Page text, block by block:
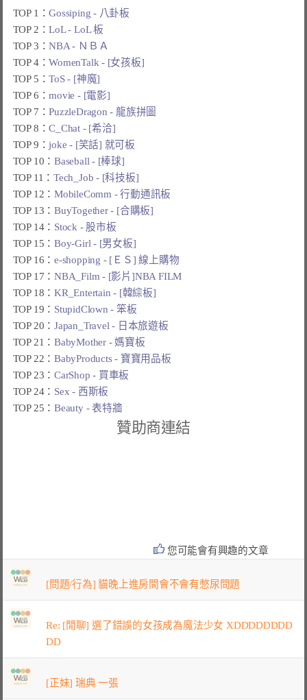
TOP 1：Gossiping - 八卦板
TOP 2：LoL - LoL 板
TOP 3：NBA - ＮＢＡ
TOP 4：WomenTalk - [女孩板]
TOP 5：ToS - [神魔]
TOP 6：movie - [電影]
TOP 7：PuzzleDragon - 龍族拼圖
TOP 8：C_Chat - [希洽]
TOP 9：joke - [笑話] 就可板
TOP 10：Baseball - [棒球]
TOP 11：Tech_Job - [科技板]
TOP 12：MobileComm - 行動通訊板
TOP 13：BuyTogether - [合購板]
TOP 14： Stock - 股市板
TOP 15：Boy-Girl - [男女板]
TOP 16：e-shopping - [ＥＳ] 線上購物
TOP 17：NBA_Film - [影片]NBA FILM
TOP 18：KR_Entertain - [韓綜板]
TOP 19： StupidClown - 笨板
TOP 20：Japan_Travel - 日本旅遊板
TOP 21：BabyMother - 媽寶板
TOP 22：BabyProducts - 寶寶用品板
TOP 23：CarShop - 買車板
TOP 24： Sex - 西斯板
TOP 25：Beauty - 表特牆
贊助商連結
您可能會有興趣的文章
[問題/行為] 貓晚上進房間會不會有憋尿問題
Re: [閒聊] 選了錯誤的女孩成為魔法少女 XDDDDDDDD
DD
[正妹] 瑞典 一張